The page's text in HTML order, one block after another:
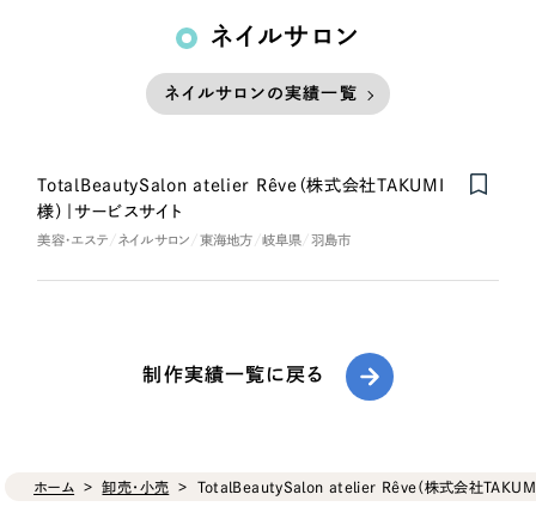
ネイルサロン
ネイルサロンの実績一覧
TotalBeautySalon atelier Rêve（株式会社TAKUMI
様）｜サービスサイト
美容・エステ ネイルサロン 東海地方 岐阜県 羽島市
制作実績一覧に戻る
ホーム 卸売・小売 TotalBeautySalon atelier Rêve（株式会社TAKUMI